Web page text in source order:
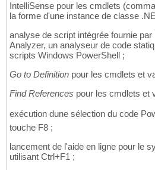
IntelliSense pour les cmdlets
la forme d'une instance de classe
analyse de script intégrée fournie
Analyzer, un analyseur de code
scripts Windows PowerShell ;
Go to Definition pour les cmdlets et
Find References pour les cmdlets et
exécution dune sélection du code
touche F8 ;
lancement de l'aide en ligne pour le
utilisant Ctrl+F1 ;